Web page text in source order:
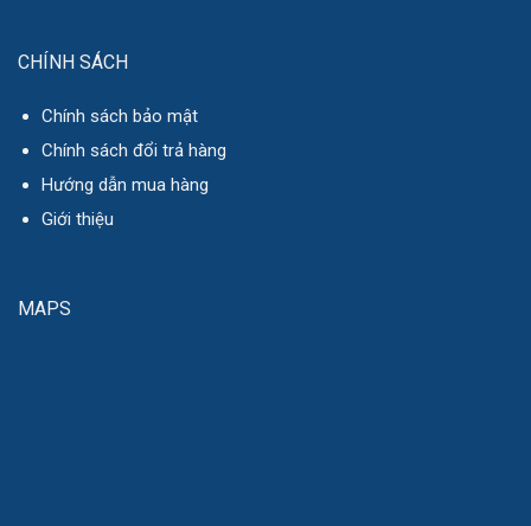
CHÍNH SÁCH
Chính sách bảo mật
Chính sách đổi trả hàng
Hướng dẫn mua hàng
Giới thiệu
MAPS